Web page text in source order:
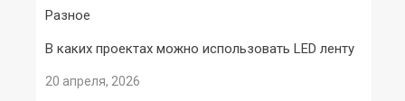
Разное
В каких проектах можно использовать LED ленту
20 апреля, 2026